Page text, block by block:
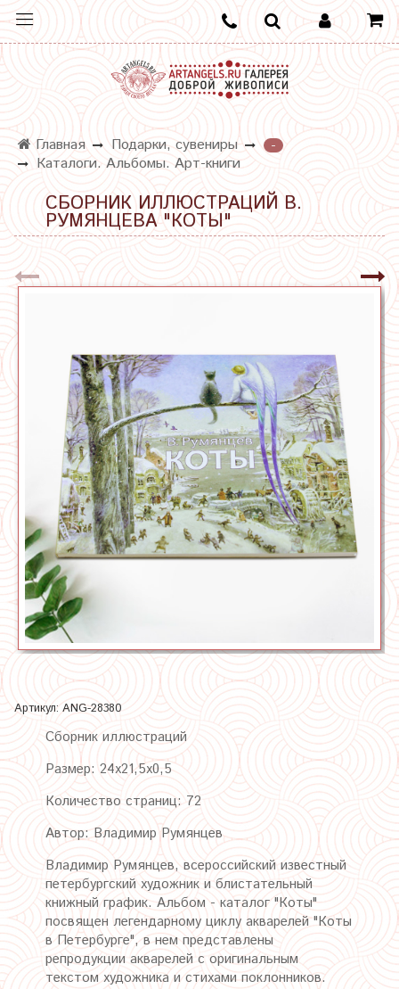
Главная Подарки, сувениры
-
Каталоги. Альбомы. Арт-книги
СБОРНИК ИЛЛЮСТРАЦИЙ В.
РУМЯНЦЕВА "КОТЫ"
Артикул: ANG-28380
Сборник иллюстраций
Размер: 24х21,5х0,5
Количество страниц: 72
Автор: Владимир Румянцев
Владимир Румянцев, всероссийский известный
петербургский художник и блистательный
книжный график. Альбом - каталог "Коты"
посвящен легендарному циклу акварелей "Коты
в Петербурге", в нем представлены
репродукции акварелей с оригинальным
текстом художника и стихами поклонников.